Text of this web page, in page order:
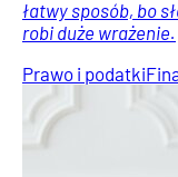
łatwy sposób, bo
robi duże wrażenie.
Prawo i podatki